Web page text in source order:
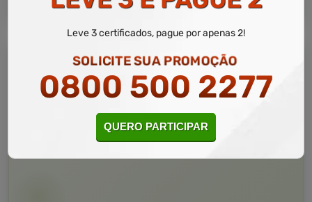
Leve 3 certificados, pague por apenas 2!
SOLICITE SUA PROMOÇÃO
0800 500 2277
QUERO PARTICIPAR